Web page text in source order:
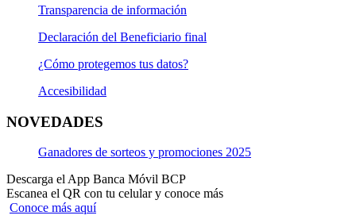
Transparencia de información
Declaración del Beneficiario final
¿Cómo protegemos tus datos?
Accesibilidad
NOVEDADES
Ganadores de sorteos y promociones 2025
Descarga el App Banca Móvil BCP
Escanea el QR con tu celular y conoce más
Conoce más aquí